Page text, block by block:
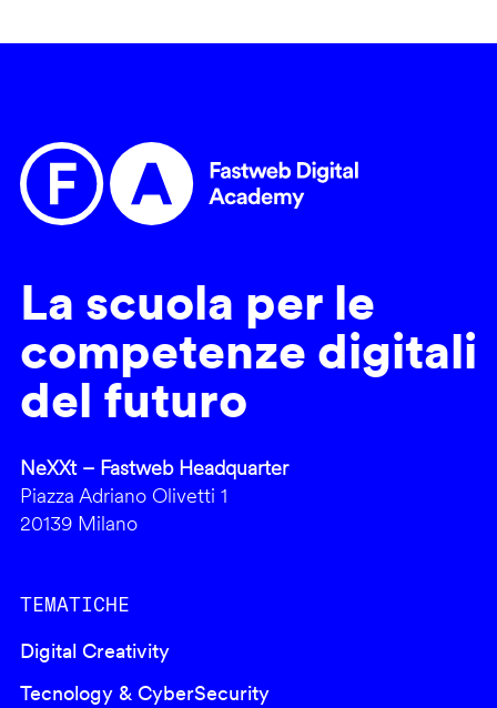
La scuola per le
competenze digitali
del futuro
NeXXt – Fastweb Headquarter
Piazza Adriano Olivetti 1
20139 Milano
TEMATICHE
Digital Creativity
Tecnology & CyberSecurity